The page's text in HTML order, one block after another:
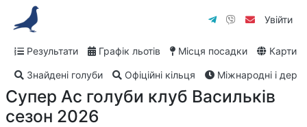
Увійти
Результати Графік льотів Місця посадки Карти
Знайдені голуби Офіційні кільця Міжнародні і
Супер Ас голуби клуб Васильків
сезон 2026